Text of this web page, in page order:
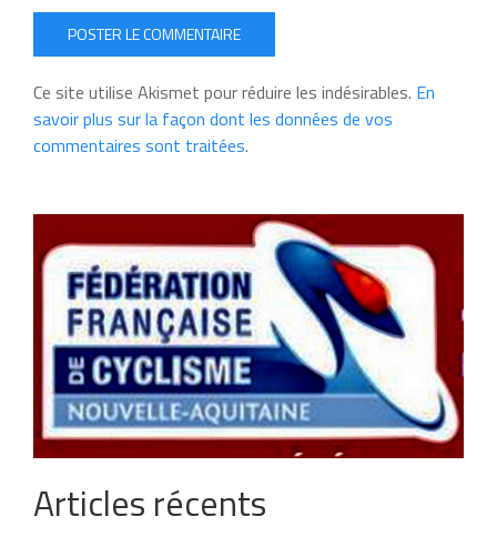
POSTER LE COMMENTAIRE
Ce site utilise Akismet pour réduire les indésirables. En
savoir plus sur la façon dont les données de vos
commentaires sont traitées.
Articles récents